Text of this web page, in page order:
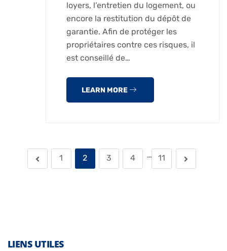
loyers, l’entretien du logement, ou
encore la restitution du dépôt de
garantie. Afin de protéger les
propriétaires contre ces risques, il
est conseillé de…
LEARN MORE
1 2 3 4 … 11
LIENS UTILES